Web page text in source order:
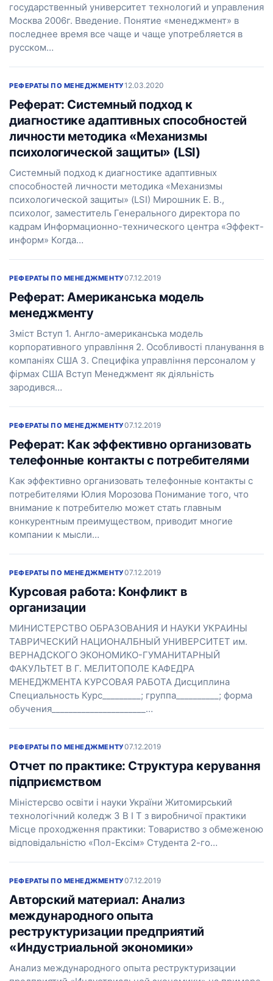
государственный университет технологий и управления
Москва 2006г. Введение. Понятие «менеджмент» в
последнее время все чаще и чаще употребляется в
русском…
РЕФЕРАТЫ ПО МЕНЕДЖМЕНТУ12.03.2020
Реферат: Системный подход к
диагностике адаптивных способностей
личности методика «Механизмы
психологической защиты» (LSI)
Системный подход к диагностике адаптивных
способностей личности методика «Механизмы
психологической защиты» (LSI) Мирошник Е. В.,
психолог, заместитель Генерального директора по
кадрам Информационно-технического центра «Эффект-
информ» Когда…
РЕФЕРАТЫ ПО МЕНЕДЖМЕНТУ07.12.2019
Реферат: Американська модель
менеджменту
Зміст Вступ 1. Англо-американська модель
корпоративного управління 2. Особливості планування в
компаніях США 3. Специфіка управління персоналом у
фірмах США Вступ Менеджмент як діяльність
зародився…
РЕФЕРАТЫ ПО МЕНЕДЖМЕНТУ07.12.2019
Реферат: Как эффективно организовать
телефонные контакты с потребителями
Как эффективно организовать телефонные контакты с
потребителями Юлия Морозова Понимание того, что
внимание к потребителю может стать главным
конкурентным преимуществом, приводит многие
компании к мысли…
РЕФЕРАТЫ ПО МЕНЕДЖМЕНТУ07.12.2019
Курсовая работа: Конфликт в
организации
МИНИСТЕРСТВО ОБРАЗОВАНИЯ И НАУКИ УКРАИНЫ
ТАВРИЧЕСКИЙ НАЦИОНАЛБНЫЙ УНИВЕРСИТЕТ им.
ВЕРНАДСКОГО ЭКОНОМИКО-ГУМАНИТАРНЫЙ
ФАКУЛЬТЕТ В Г. МЕЛИТОПОЛЕ КАФЕДРА
МЕНЕДЖМЕНТА КУРСОВАЯ РАБОТА Дисциплина
Специальность Курс_________; группа__________; форма
обучения______________________…
РЕФЕРАТЫ ПО МЕНЕДЖМЕНТУ07.12.2019
Отчет по практике: Структура керування
підприємством
Міністерсво освіти і науки України Житомирський
технологічний коледж З В І Т з виробничої практики
Місце проходження практики: Товариство з обмеженою
відповідальністю «Пол-Ексім» Студента 2-го…
РЕФЕРАТЫ ПО МЕНЕДЖМЕНТУ07.12.2019
Авторский материал: Анализ
международного опыта
реструктуризации предприятий
«Индустриальной экономики»
Анализ международного опыта реструктуризации